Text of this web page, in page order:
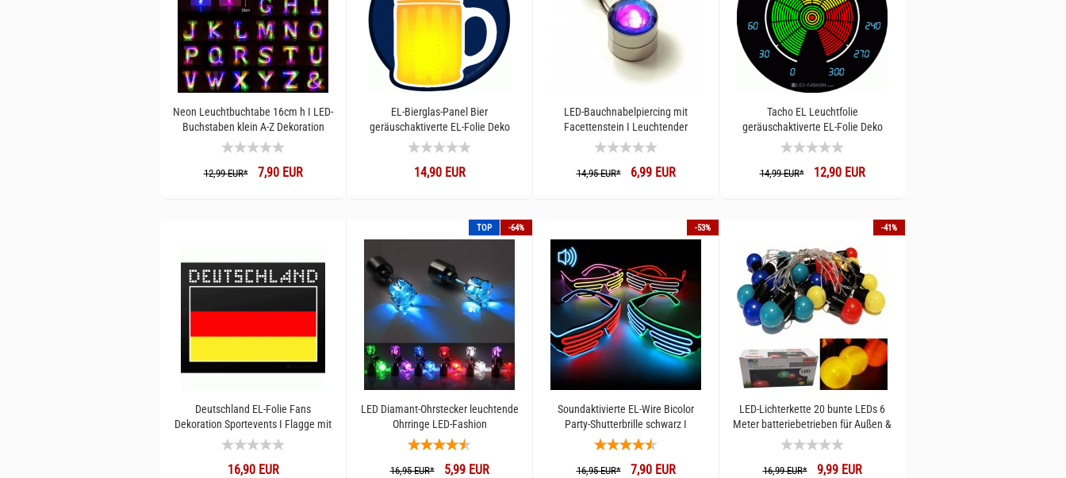
Neon Leuchtbuchtabe 16cm h I LED-
Buchstaben klein A-Z Dekoration
Lichter I 3D Leuchtbuchstaben groß I
Leuchtende Wörter & Namen
Wandmontage Aufstellen
12,99 EUR*7,90 EUR
EL-Bierglas-Panel Bier
geräuschaktiverte EL-Folie Deko
Bastler Bedarf Gadget
14,90 EUR
LED-Bauchnabelpiercing mit
Facettenstein I Leuchtender
Bauchnabel Nabelschmuck
Bananabell Nabelpiercing I Piercing
am Bauchnabel
14,95 EUR*6,99 EUR
Tacho EL Leuchtfolie
geräuschaktiverte EL-Folie Deko
Bastler Bedarf Gadget EL-Folie
14,99 EUR*12,90 EUR
Deutschland EL-Folie Fans
Dekoration Sportevents I Flagge mit
8 Leuchtmodi
16,90 EUR
TOP -64%
LED Diamant-Ohrstecker leuchtende
Ohrringe LED-Fashion
16,95 EUR*5,99 EUR
-53%
Soundaktivierte EL-Wire Bicolor
Party-Shutterbrille schwarz I
Gitterbrille I Brille mit Licht leuchtet
16,95 EUR*7,90 EUR
-41%
LED-Lichterkette 20 bunte LEDs 6
Meter batteriebetrieben für Außen &
Innen I Partylichterkette I Partykeller
Dekoration
16,99 EUR*9,99 EUR